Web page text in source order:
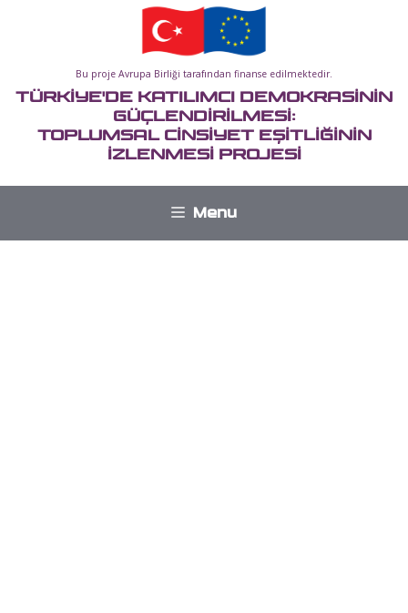
Bu proje Avrupa Birliği tarafından finanse edilmektedir.
TÜRKİYE'DE KATILIMCI DEMOKRASİNİN
GÜÇLENDİRİLMESİ:
TOPLUMSAL CİNSİYET EŞİTLİĞİNİN
İZLENMESİ PROJESİ
Menu